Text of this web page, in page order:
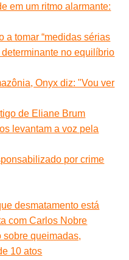
em um ritmo alarmante:
a tomar “medidas sérias
no equilíbrio
Onyx diz: "Vou ver
de Eliane Brum
levantam a voz pela
por crime
desmatamento está
com Carlos Nobre
queimadas,
10 atos